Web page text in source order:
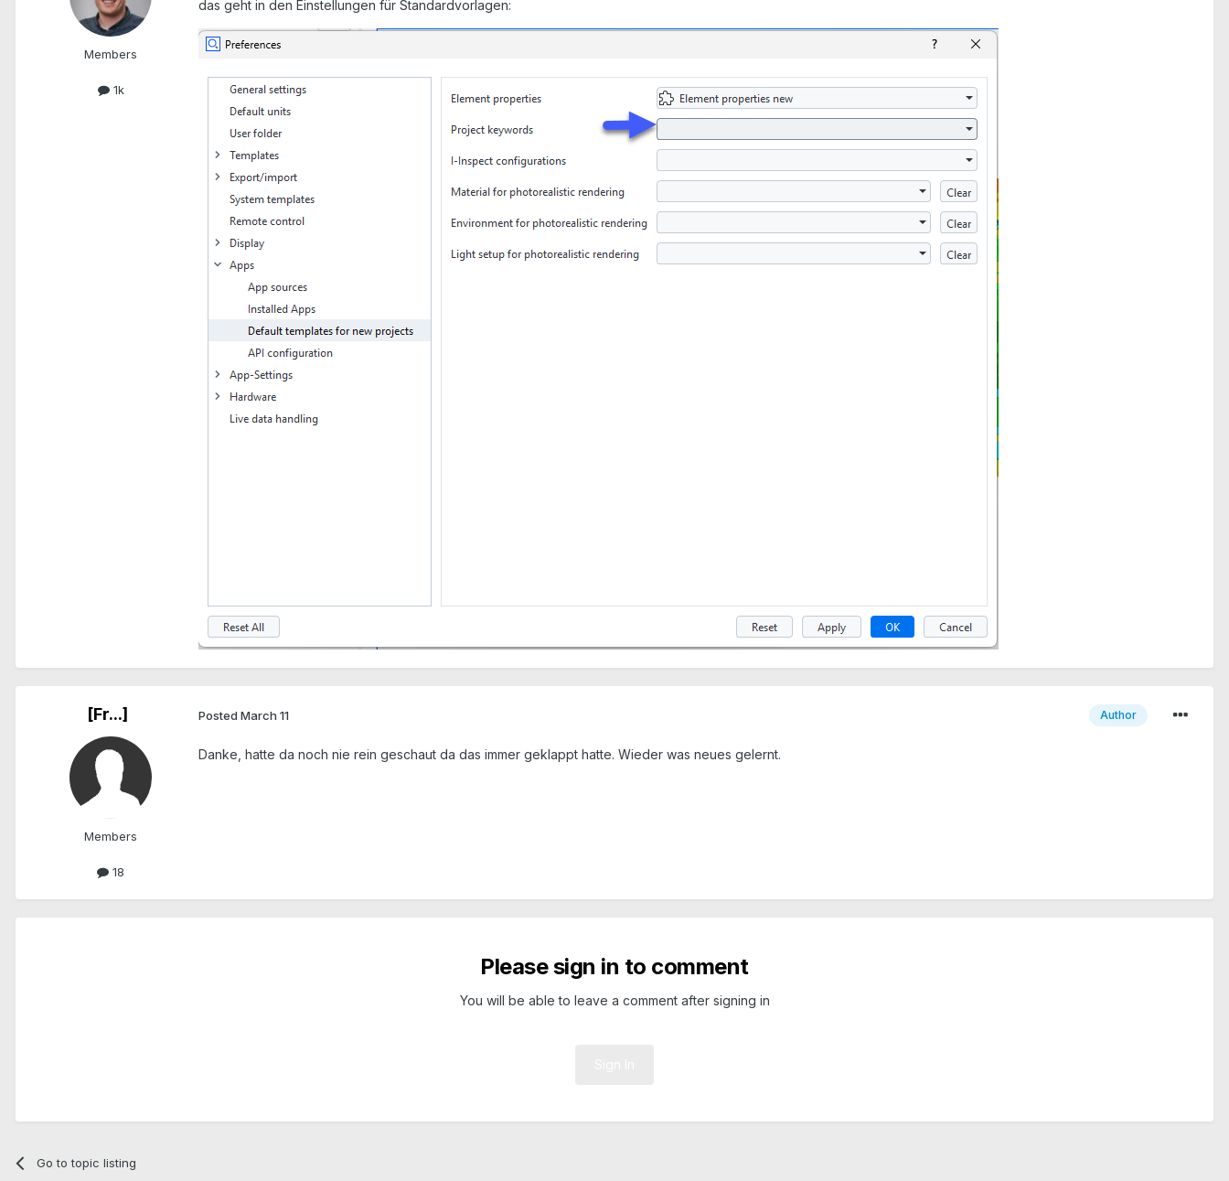
Members
1k
das geht in den Einstellungen für Standardvorlagen:
[Fr...]
Members
18
Author
Posted March 11
Danke, hatte da noch nie rein geschaut da das immer geklappt hatte. Wieder was neues gelernt.
Please sign in to comment
You will be able to leave a comment after signing in
Go to topic listing